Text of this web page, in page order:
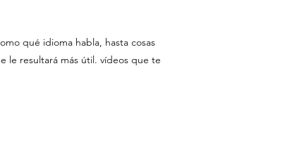
qué idioma habla, hasta cosas
le resultará más útil. vídeos que te